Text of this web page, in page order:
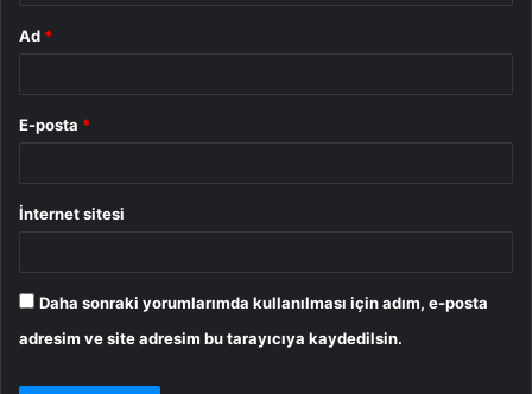
Ad *
E-posta *
İnternet sitesi
Daha sonraki yorumlarımda kullanılması için adım, e-posta
adresim ve site adresim bu tarayıcıya kaydedilsin.